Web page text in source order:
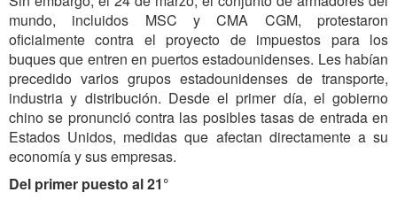
mundo, incluidos MSC y CMA CGM, protestaron
oficialmente contra el proyecto de impuestos para los
buques que entren en puertos estadounidenses. Les habían
precedido varios grupos estadounidenses de transporte,
industria y distribución. Desde el primer día, el gobierno
chino se pronunció contra las posibles tasas de entrada en
Estados Unidos, medidas que afectan directamente a su
economía y sus empresas.
Del primer puesto al 21°